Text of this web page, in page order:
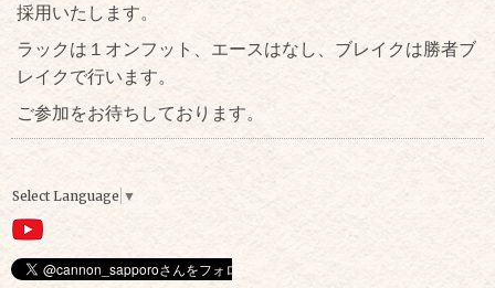
採用いたします。
ラックは１オンフット、エースはなし、ブレイクは勝者ブ
レイクで行います。
ご参加をお待ちしております。
Select Language ▼